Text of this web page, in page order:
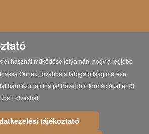
használ működése folyamán, hogy a legjobb
Önnek, továbbá a látogatottság mérése
bármikor letilthatja! Bővebb információkat erről
olvashat.
tájékoztató